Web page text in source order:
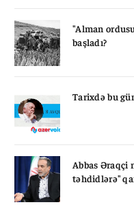
"Alman
başladı?
Tarixdə bu
Abbas Əraqçi
təhdidlərə"